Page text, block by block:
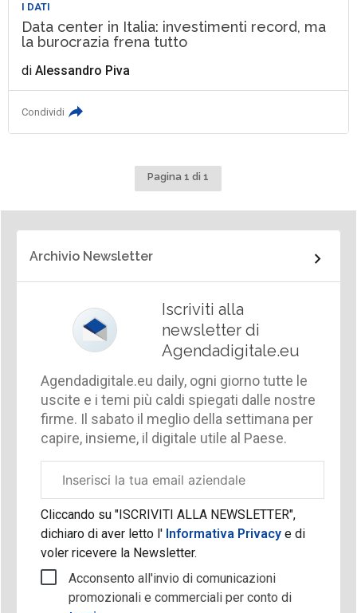
I DATI
Data center in Italia: investimenti record, ma
la burocrazia frena tutto
diAlessandro Piva
Condividi
Pagina 1 di 1
Archivio Newsletter
Iscriviti alla
newsletter di
Agendadigitale.eu
Agendadigitale.eu daily, ogni giorno tutte le
uscite e i temi più caldi spiegati dalle nostre
firme. Il sabato il meglio della settimana per
capire, insieme, il digitale utile al Paese.
aziendale
Cliccando su "ISCRIVITI ALLA NEWSLETTER",
dichiaro di aver letto l'Informativa Privacy e di
voler ricevere la Newsletter.
Acconsento all'invio di comunicazioni
promozionali e commerciali per conto di